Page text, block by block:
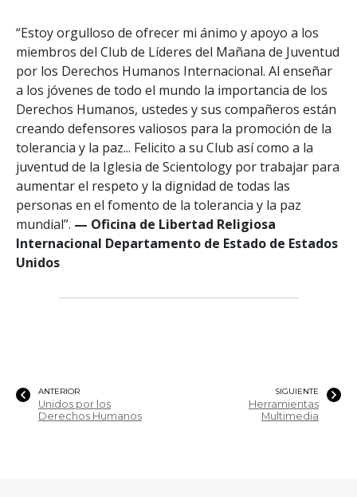
“Estoy orgulloso de ofrecer mi ánimo y apoyo a los
miembros del Club de Líderes del Mañana de Juventud
por los Derechos Humanos Internacional. Al enseñar
a los jóvenes de todo el mundo la importancia de los
Derechos Humanos, ustedes y sus compañeros están
creando defensores valiosos para la promoción de la
tolerancia y la paz... Felicito a su Club así como a la
juventud de la Iglesia de Scientology por trabajar para
aumentar el respeto y la dignidad de todas las
personas en el fomento de la tolerancia y la paz
mundial”. — Oficina de Libertad Religiosa
Internacional Departamento de Estado de Estados
Unidos
ANTERIOR
Unidos por los
Derechos Humanos
SIGUIENTE
Herramientas
Multimedia